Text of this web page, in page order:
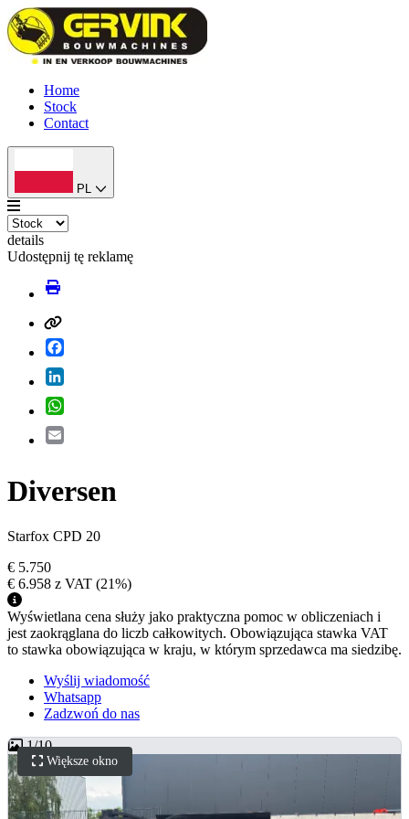
Home
Stock
Contact
PL
details
Udostępnij tę reklamę
Diversen
Starfox CPD 20
€ 5.750
€ 6.958 z VAT (21%)
Wyświetlana cena służy jako praktyczna pomoc w obliczeniach i
jest zaokrąglana do liczb całkowitych. Obowiązująca stawka VAT
to stawka obowiązująca w kraju, w którym sprzedawca ma siedzibę.
Wyślij wiadomość
Whatsapp
Zadzwoń do nas
Większe okno
1/10